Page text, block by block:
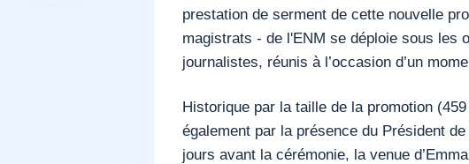
prestation de serment de cette nouvelle
magistrats - de l'ENM se déploie sous les
journalistes, réunis à l’occasion d’un
Historique par la taille de la promotion
également par la présence du Président
jours avant la cérémonie, la venue